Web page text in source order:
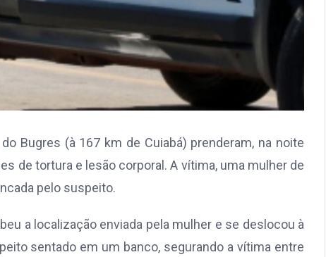
Bugres (à 167 km de Cuiabá) prenderam, na noite
de tortura e lesão corporal. A vítima, uma mulher de
pelo suspeito.
a localização enviada pela mulher e se deslocou à
sentado em um banco, segurando a vítima entre